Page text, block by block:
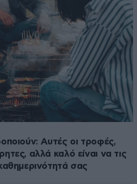
Αυτές οι τροφές,
αλλά καλό είναι να τις
σας